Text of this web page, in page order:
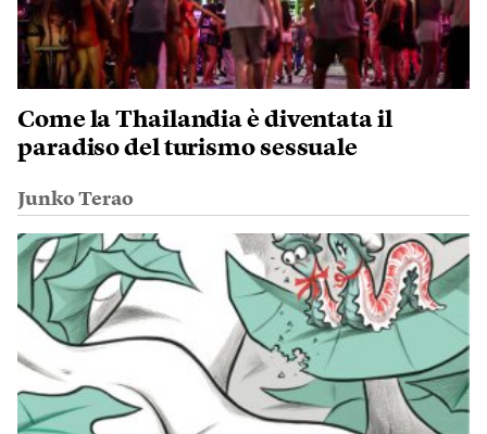
Come la Thailandia è diventata il
paradiso del turismo sessuale
Junko Terao